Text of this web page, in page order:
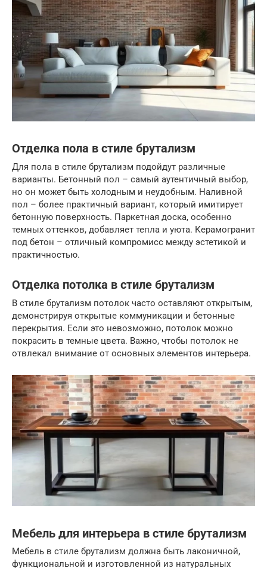
Отделка пола в стиле брутализм
Для пола в стиле брутализм подойдут различные
варианты. Бетонный пол – самый аутентичный выбор,
но он может быть холодным и неудобным. Наливной
пол – более практичный вариант, который имитирует
бетонную поверхность. Паркетная доска, особенно
темных оттенков, добавляет тепла и уюта. Керамогранит
под бетон – отличный компромисс между эстетикой и
практичностью.
Отделка потолка в стиле брутализм
В стиле брутализм потолок часто оставляют открытым,
демонстрируя открытые коммуникации и бетонные
перекрытия. Если это невозможно, потолок можно
покрасить в темные цвета. Важно, чтобы потолок не
отвлекал внимание от основных элементов интерьера.
Мебель для интерьера в стиле брутализм
Мебель в стиле брутализм должна быть лаконичной,
функциональной и изготовленной из натуральных